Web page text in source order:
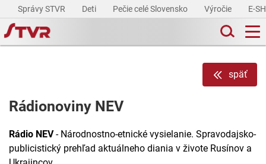
Správy STVR Deti Pečie celé Slovensko Výročie E-
späť
Rádionoviny NEV
Rádio NEV- Národnostno-etnické vysielanie. Spravodajsko-
publicistický prehľad aktuálneho diania v živote Rusínov a